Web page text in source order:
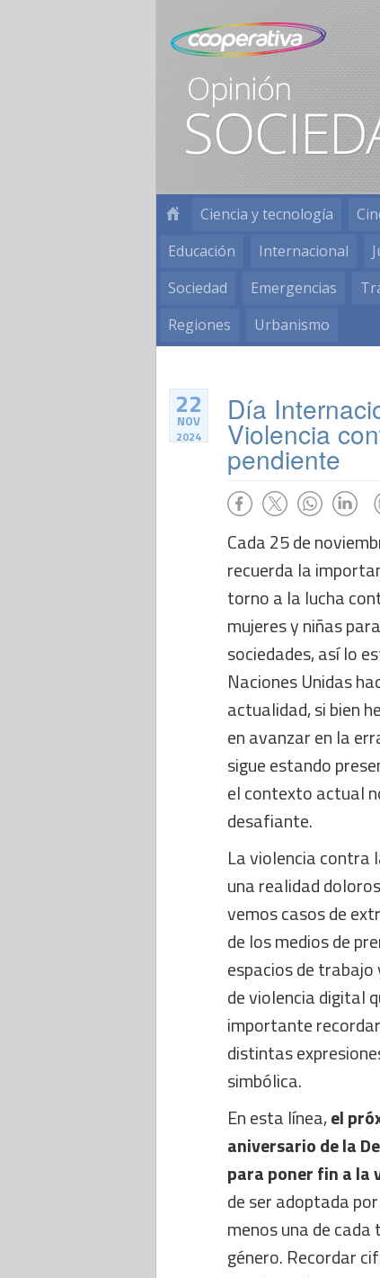
Ciencia y tecnología
Educación
Internacional
Sociedad
Emergencias
Regiones
Urbanismo
22
NOV
2024
Día
Violencia
pendiente
Cada 25 de
recuerda la
torno a la lucha
mujeres y niñas
sociedades, así lo
Naciones Unidas
actualidad, si bien
en avanzar en la
sigue estando
el contexto actual
desafiante.
La violencia contra
una realidad
vemos casos de
de los medios de
espacios de
de violencia digital
importante
distintas
simbólica.
En esta línea,el
aniversario de la
para poner fin a la
de ser adoptada
menos una de
género. Recordar